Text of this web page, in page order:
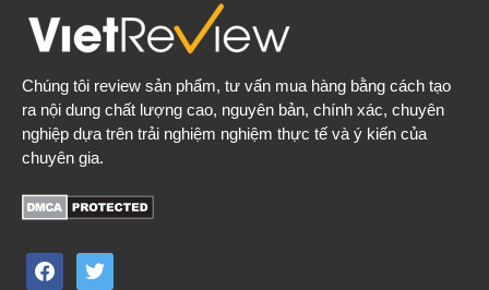
Chúng tôi review sản phẩm, tư vấn mua hàng bằng cách tạo
ra nội dung chất lượng cao, nguyên bản, chính xác, chuyên
nghiệp dựa trên trải nghiệm nghiệm thực tế và ý kiến của
chuyên gia.
facebooktwitter